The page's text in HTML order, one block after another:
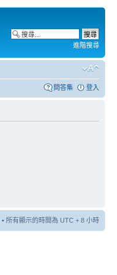
進階搜尋
問答集 登入
• 所有顯示的時間為 UTC + 8 小時